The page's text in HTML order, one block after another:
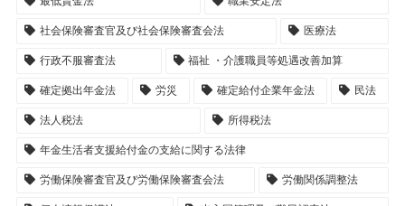
社会保険審査官及び社会保険審査会法 医療法
行政不服審査法 福祉 ・介護職員等処遇改善加算
確定拠出年金法 労災 確定給付企業年金法 民法
法人税法 所得税法
年金生活者支援給付金の支給に関する法律
労働保険審査官及び労働保険審査会法 労働関係調整法